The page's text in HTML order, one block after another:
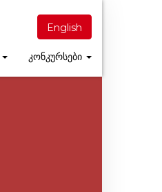
English
კონკურსები